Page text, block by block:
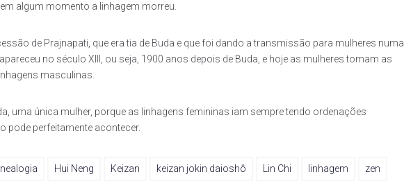
algum momento a linhagem morreu.
de Prajnapati, que era tia de Buda e que foi dando a transmissão para mulheres numa
no século XIII, ou seja, 1900 anos depois de Buda, e hoje as mulheres tomam as
masculinas.
uma única mulher, porque as linhagens femininas iam sempre tendo ordenações
pode perfeitamente acontecer.
Hui Neng Keizan keizan jokin daioshô Lin Chi linhagem zen